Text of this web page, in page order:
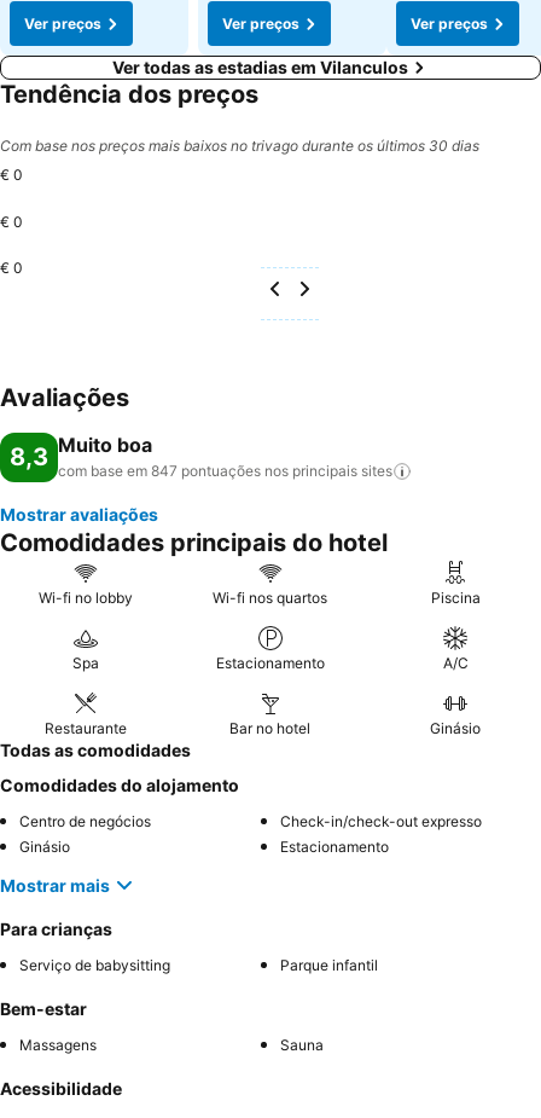
Ver preços
Ver preços Ver preços
Ver todas as estadias em Vilanculos
Tendência dos preços
Com base nos preços mais baixos no trivago durante os últimos 30 dias
€ 0
€ 0
€ 0
Avaliações
8,3 Muito boa
com base em 847 pontuações nos principais sites
Mostrar avaliações
Comodidades principais do hotel
Wi-fi no lobby Wi-fi nos quartos Piscina
Spa Estacionamento A/C
Restaurante Bar no hotel Ginásio
Todas as comodidades
Comodidades do alojamento
Centro de negócios
Check-in/check-out expresso
Ginásio
Estacionamento
Mostrar mais
Para crianças
Serviço de babysitting Parque infantil
Bem-estar
Massagens Sauna
Acessibilidade